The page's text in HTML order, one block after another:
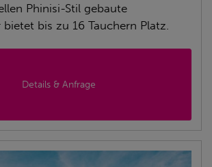
Phinisi-Stil gebaute
bis zu 16 Tauchern Platz.
Details & Anfrage